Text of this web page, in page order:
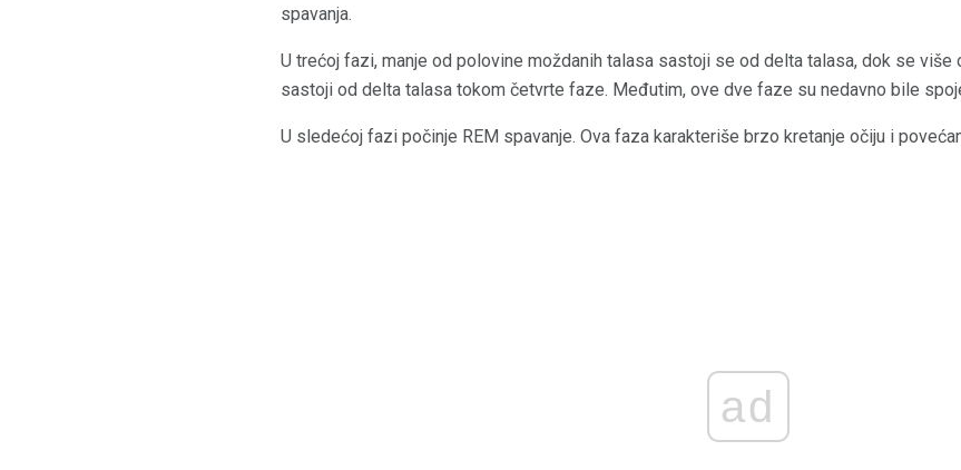
spavanja.
U trećoj fazi, manje od polovine moždanih talasa sastoji se od delta talasa, dok se
sastoji od delta talasa tokom četvrte faze. Međutim, ove dve faze su nedavno bile
U sledećoj fazi počinje REM spavanje. Ova faza karakteriše brzo kretanje očiju i
ad